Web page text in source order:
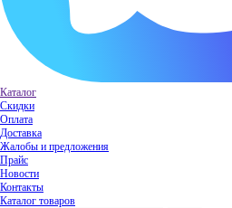
Каталог
Скидки
Оплата
Доставка
Жалобы и предложения
Прайс
Новости
Контакты
Каталог товаров